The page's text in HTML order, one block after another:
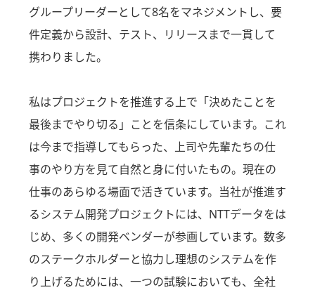
グループリーダーとして8名をマネジメントし、要
件定義から設計、テスト、リリースまで一貫して
携わりました。
私はプロジェクトを推進する上で「決めたことを
最後までやり切る」ことを信条にしています。これ
は今まで指導してもらった、上司や先輩たちの仕
事のやり方を見て自然と身に付いたもの。現在の
仕事のあらゆる場面で活きています。当社が推進す
るシステム開発プロジェクトには、NTTデータをは
じめ、多くの開発ベンダーが参画しています。数多
のステークホルダーと協力し理想のシステムを作
り上げるためには、一つの試験においても、全社